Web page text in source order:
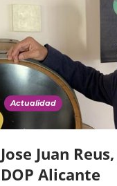
Actualidad
Jose Juan
DOP Alicante